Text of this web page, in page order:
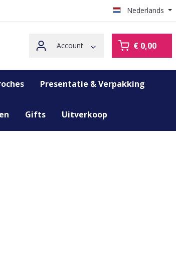
Nederlands
Account € 0,00
Presentatie & Verpakking
Gifts Uitverkoop